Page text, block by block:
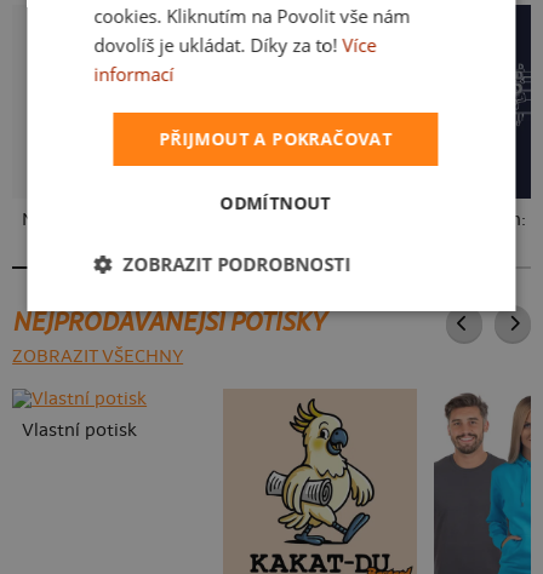
Neklidný bez piva
NEJPRODÁVANĚJŠÍ POTISKY
ZOBRAZIT VŠECHNY
Vlastní potisk
cookies. Kliknutím na Povolit vše nám
dovolíš je ukládat. Díky za to! Více
informací
PŘIJMOUT A POKRAČOVAT
ODMÍTNOUT
ZOBRAZIT PODROBNOSTI